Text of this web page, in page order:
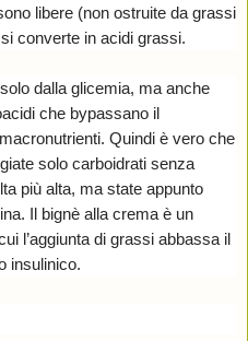
libere (non ostruite da grassi
converte in acidi grassi.
dalla glicemia, ma anche
che bypassano il
Quindi è vero che
solo carboidrati senza
più alta, ma state appunto
Il bignè alla crema è un
l’aggiunta di grassi abbassa il
insulinico.